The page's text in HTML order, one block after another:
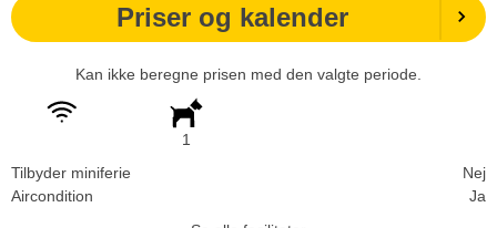
Priser og kalender
Kan ikke beregne prisen med den valgte periode.
1
Tilbyder miniferie
Nej
Aircondition
Ja